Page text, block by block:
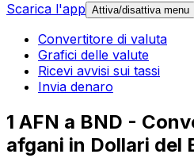
Scarica l'app Attiva/disattiva menu
Convertitore di valuta
Grafici delle valute
Ricevi avvisi sui tassi
Invia denaro
1 AFN a BND -
afgani in Dollari del